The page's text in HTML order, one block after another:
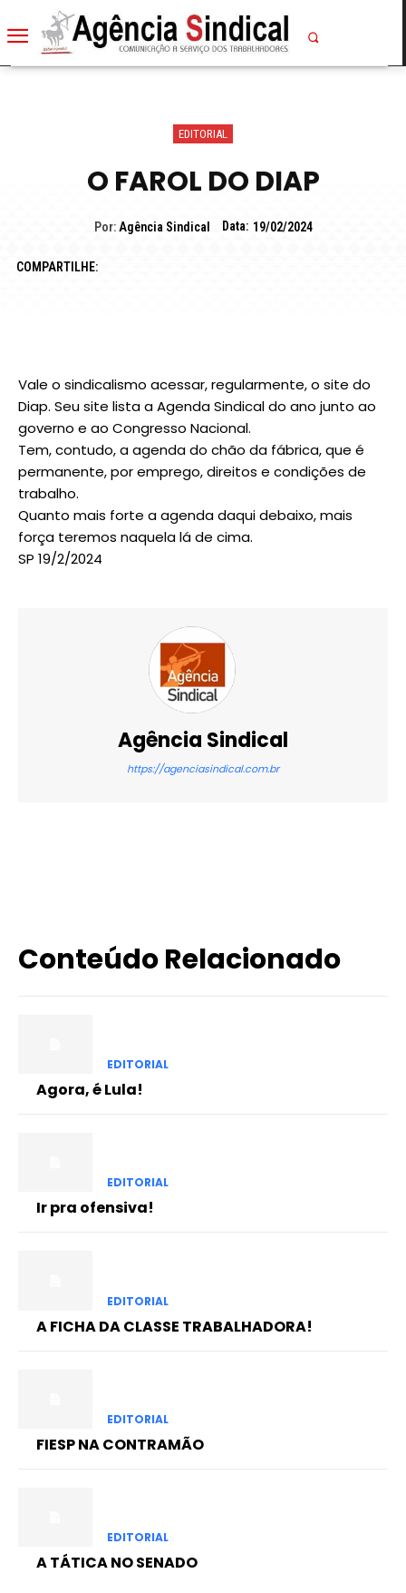
EDITORIAL
O FAROL DO DIAP
Por: Agência Sindical Data: 19/02/2024
COMPARTILHE:
Vale o sindicalismo acessar, regularmente, o site do
Diap. Seu site lista a Agenda Sindical do ano junto ao
governo e ao Congresso Nacional.
Tem, contudo, a agenda do chão da fábrica, que é
permanente, por emprego, direitos e condições de
trabalho.
Quanto mais forte a agenda daqui debaixo, mais
força teremos naquela lá de cima.
SP 19/2/2024
Agência Sindical
https://agenciasindical.com.br
Conteúdo Relacionado
EDITORIAL
Agora, é Lula!
EDITORIAL
Ir pra ofensiva!
EDITORIAL
A FICHA DA CLASSE TRABALHADORA!
EDITORIAL
FIESP NA CONTRAMÃO
EDITORIAL
A TÁTICA NO SENADO